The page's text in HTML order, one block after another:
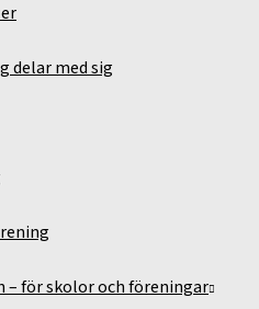
delar med sig
– för skolor och föreningar